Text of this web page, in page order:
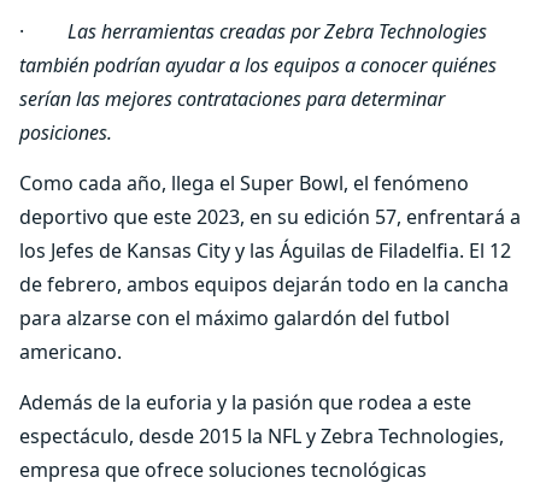
· Las herramientas creadas por Zebra Technologies
también podrían ayudar a los equipos a conocer quiénes
serían las mejores contrataciones para determinar
posiciones.
Como cada año, llega el Super Bowl, el fenómeno
deportivo que este 2023, en su edición 57, enfrentará a
los Jefes de Kansas City y las Águilas de Filadelfia. El 12
de febrero, ambos equipos dejarán todo en la cancha
para alzarse con el máximo galardón del futbol
americano.
Además de la euforia y la pasión que rodea a este
espectáculo, desde 2015 la NFL y Zebra Technologies,
empresa que ofrece soluciones tecnológicas